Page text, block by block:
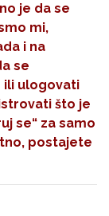
je da se
mi,
i na
se
ili ulogovati
što je
se“ za samo
postajete